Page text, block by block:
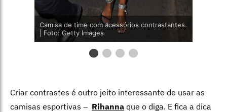
Camisa de time com acessórios contrastantes.
| Foto: Getty Images
Criar contrastes é outro jeito interessante de usar as
camisas esportivas – Rihanna que o diga. E fica a dica